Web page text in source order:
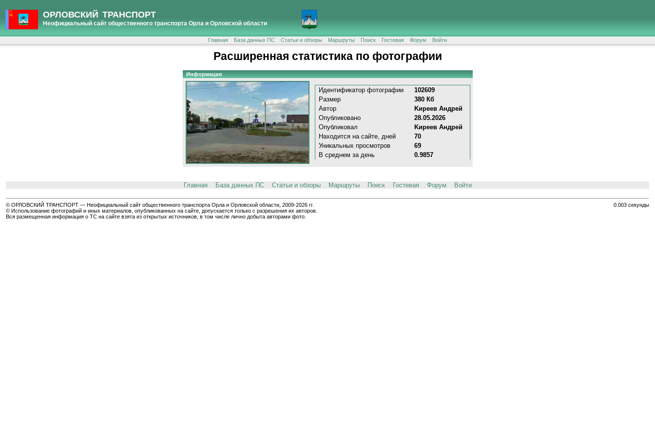
ОРЛОВСКИЙ ТРАНСПОРТ
Неофициальный сайт общественного транспорта Орла и Орловской области
Главная База данных ПС Статьи и обзоры Маршруты Поиск Гостевая Форум Войти
Расширенная статистика по фотографии
Информация
Идентификатор фотографии
102609
Размер
380 Кб
Автор
Kиpeeв Aндpeй
Опубликовано
28.05.2026
Опубликовал
Kиpeeв Aндpeй
Находится на сайте, дней
70
Уникальных просмотров
69
В среднем за день
0.9857
Главная База данных ПС Статьи и обзоры Маршруты Поиск Гостевая Форум Войти
0.003 секунды
© ОРЛОВСКИЙ ТРАНСПОРТ — Неофициальный сайт общественного транспорта Орла и Орловской области, 2009-2026 гг.
© Использование фотографий и иных материалов, опубликованных на сайте, допускается только с разрешения их авторов.
Вся размещенная информация о ТС на сайте взята из открытых источников, в том числе лично добыта авторами фото.